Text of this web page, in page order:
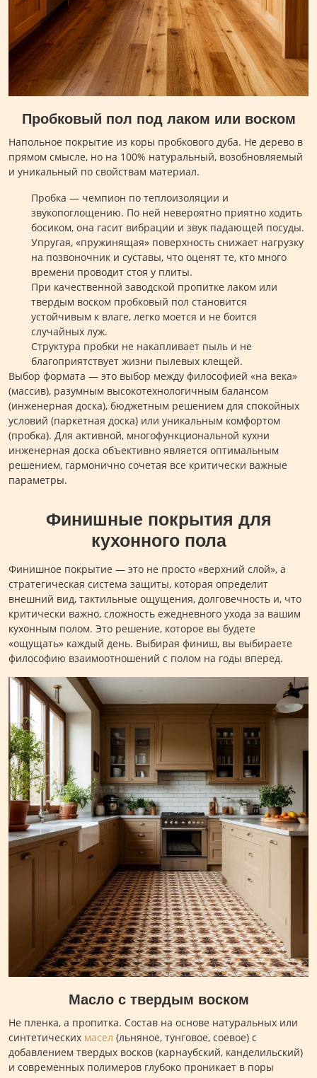
Пробковый пол под лаком или воском
Напольное покрытие из коры пробкового дуба. Не дерево в
прямом смысле, но на 100% натуральный, возобновляемый
и уникальный по свойствам материал.
Пробка — чемпион по теплоизоляции и
звукопоглощению. По ней невероятно приятно ходить
босиком, она гасит вибрации и звук падающей посуды.
Упругая, «пружинящая» поверхность снижает нагрузку
на позвоночник и суставы, что оценят те, кто много
времени проводит стоя у плиты.
При качественной заводской пропитке лаком или
твердым воском пробковый пол становится
устойчивым к влаге, легко моется и не боится
случайных луж.
Структура пробки не накапливает пыль и не
благоприятствует жизни пылевых клещей.
Выбор формата — это выбор между философией «на века»
(массив), разумным высокотехнологичным балансом
(инженерная доска), бюджетным решением для спокойных
условий (паркетная доска) или уникальным комфортом
(пробка). Для активной, многофункциональной кухни
инженерная доска объективно является оптимальным
решением, гармонично сочетая все критически важные
параметры.
Финишные покрытия для
кухонного пола
Финишное покрытие — это не просто «верхний слой», а
стратегическая система защиты, которая определит
внешний вид, тактильные ощущения, долговечность и, что
критически важно, сложность ежедневного ухода за вашим
кухонным полом. Это решение, которое вы будете
«ощущать» каждый день. Выбирая финиш, вы выбираете
философию взаимоотношений с полом на годы вперед.
Масло с твердым воском
Не пленка, а пропитка. Состав на основе натуральных или
синтетических масел (льняное, тунговое, соевое) с
добавлением твердых восков (карнаубский, канделильский)
и современных полимеров глубоко проникает в поры